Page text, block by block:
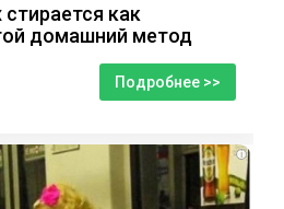
стирается как
домашний метод
Подробнее >>
i